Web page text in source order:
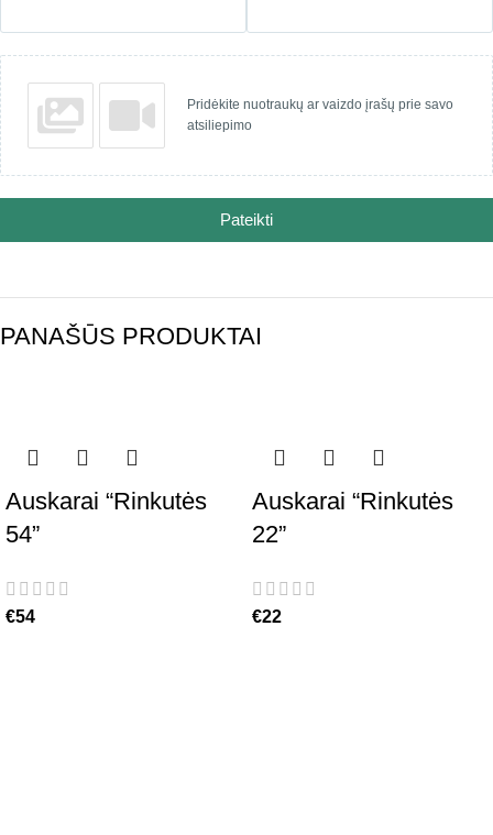
Pridėkite nuotraukų ar vaizdo įrašų prie savo
atsiliepimo
Pateikti
PANAŠŪS PRODUKTAI
Auskarai “Rinkutės
54”
€54
Auskarai “Rinkutės
22”
€22